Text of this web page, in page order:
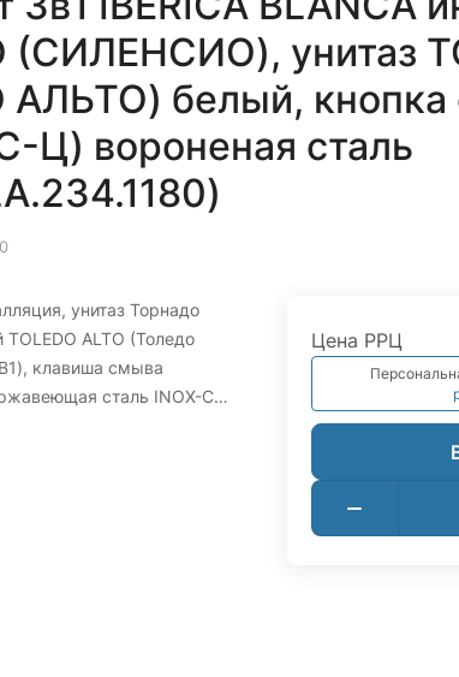
(СИЛЕНСИО), унитаз
белый, кнопка
Ц) вороненая сталь
унитаз Торнадо
ALTO (Толедо
клавиша смыва
сталь INOX-C
Цена РРЦ